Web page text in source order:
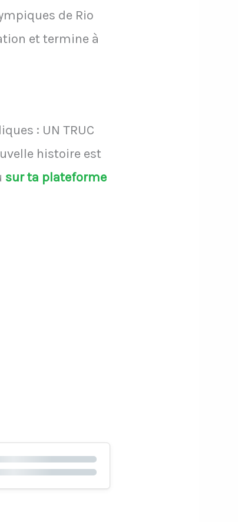
de Rio
et termine à
: UN TRUC
histoire est
sur ta plateforme